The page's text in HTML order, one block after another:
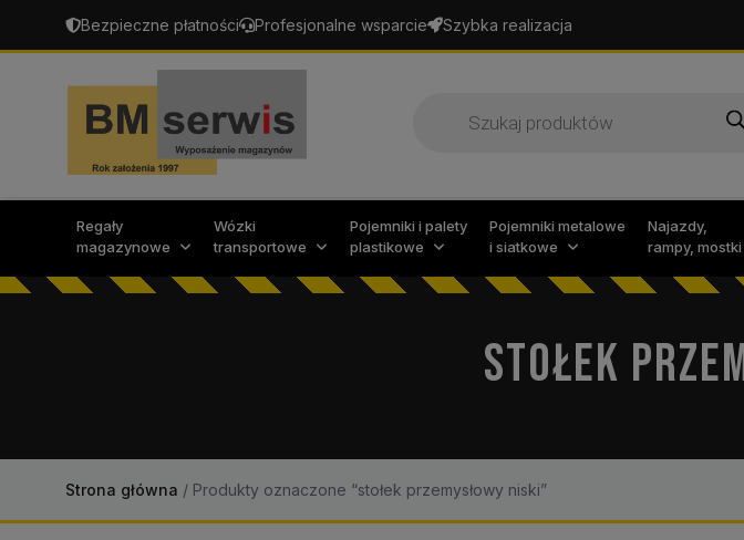
Bezpieczne płatności Profesjonalne wsparcie Szybka realizacja
produktów
Regały
magazynowe
Wózki
transportowe
Pojemniki i palety
plastikowe
Pojemniki metalowe
i siatkowe
Najazdy,
rampy, mostki
STOŁEK
Strona główna / Produkty oznaczone “stołek przemysłowy niski”